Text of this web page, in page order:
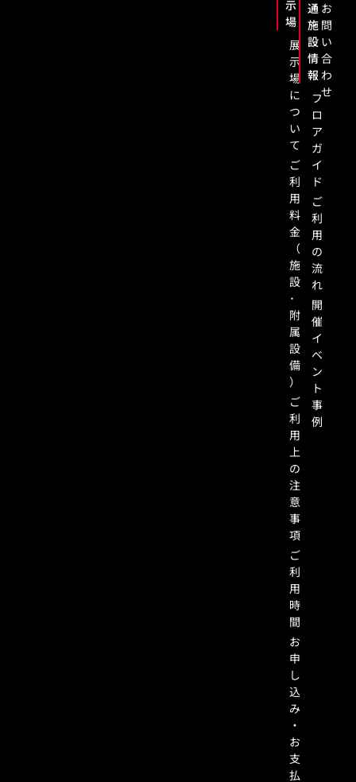
示
場
展
示
場
に
つ
い
て
ご
利
用
料
金
（
施
設
･
附
属
設
備
）
ご
利
用
上
の
注
意
事
項
ご
利
用
時
間
お
申
し
込
み
・
お
支
払
通
施
設
情
報
フ
ロ
ア
ガ
イ
ド
ご
利
用
の
流
れ
開
催
イ
ベ
ン
ト
事
例
お
問
い
合
わ
せ